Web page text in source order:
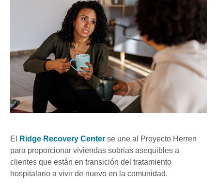
El Ridge Recovery Center se une al Proyecto Herren
para proporcionar viviendas sobrias asequibles a
clientes que están en transición del tratamiento
hospitalario a vivir de nuevo en la comunidad.